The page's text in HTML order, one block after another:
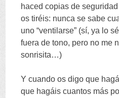
haced copias de
os tiréis: nunca se sabe
uno “ventilarse” (sí,ya lo
fuera de tono, pero no me
sonrisita…)
Y cuando os digo que
que hagáis cuantos más